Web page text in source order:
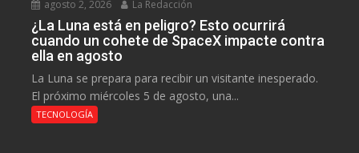
agosto 2, 2026 La Redacción
¿La Luna está en peligro? Esto ocurrirá
cuando un cohete de SpaceX impacte contra
ella en agosto
La Luna se prepara para recibir un visitante inesperado.
El próximo miércoles 5 de agosto, una...
TECNOLOGÍA